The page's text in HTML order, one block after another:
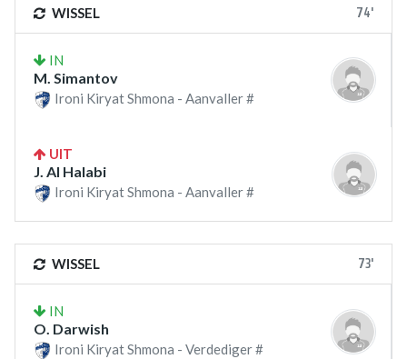
WISSEL 74'
IN
M. Simantov
Ironi Kiryat Shmona - Aanvaller #
UIT
J. Al Halabi
Ironi Kiryat Shmona - Aanvaller #
WISSEL 73'
IN
O. Darwish
Ironi Kiryat Shmona - Verdediger #